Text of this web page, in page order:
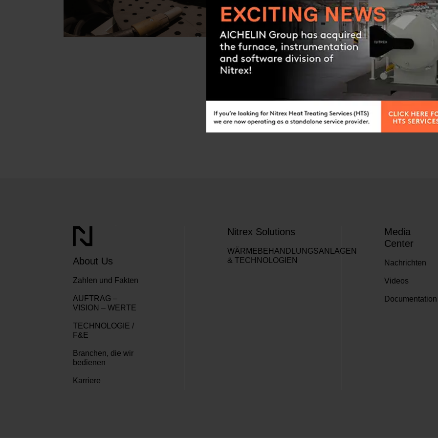
unserer Experten in
About Us
Zahlen und Fakten
AUFTRAG –
VISION – WERTE
TECHNOLOGIE /
F&E
Branchen, die wir
bedienen
Karriere
Nitrex Solutions
WÄRMEBEHANDLUNGSANLAGEN
& TECHNOLOGIEN
Media
Center
Nachrichten
Videos
Documentation